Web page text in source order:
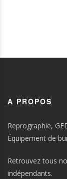
A PROPOS
Reprographie,
Équipement de
Retrouvez tous
indépendants.